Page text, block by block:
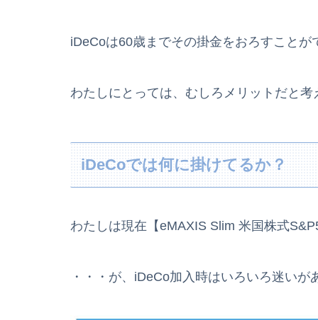
iDeCoは60歳までその掛金をおろすこと
わたしにとっては、むしろメリットだと考
iDeCoでは何に掛けてるか？
わたしは現在【eMAXIS Slim 米国株式
・・・が、iDeCo加入時はいろいろ迷い